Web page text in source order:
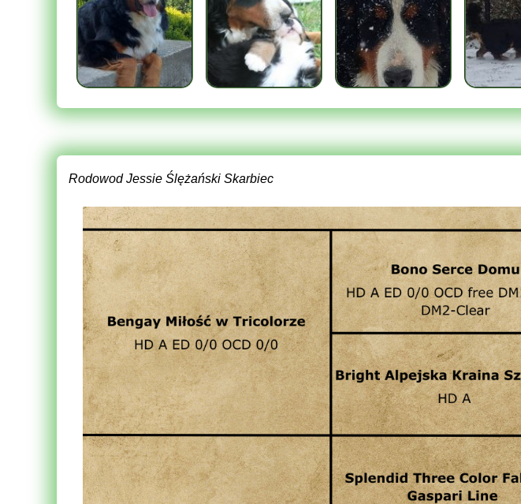
Rodowod Jessie Ślężański Skarbiec